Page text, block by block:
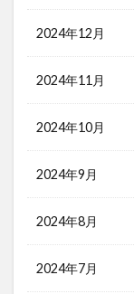
2024年12月
2024年11月
2024年10月
2024年9月
2024年8月
2024年7月